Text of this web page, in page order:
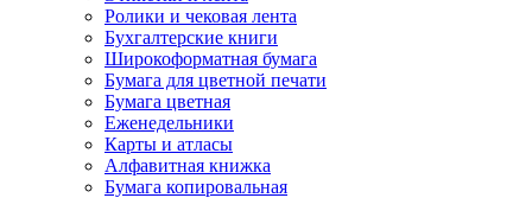
Ролики и чековая лента
Бухгалтерские книги
Широкоформатная бумага
Бумага для цветной печати
Бумага цветная
Еженедельники
Карты и атласы
Алфавитная книжка
Бумага копировальная